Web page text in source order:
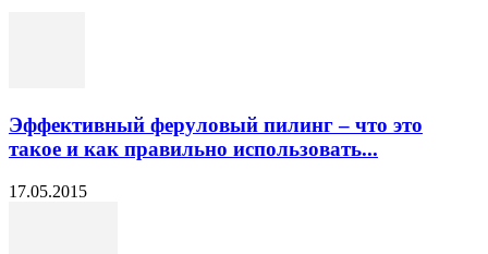
Эффективный феруловый пилинг – что это
такое и как правильно использовать...
17.05.2015